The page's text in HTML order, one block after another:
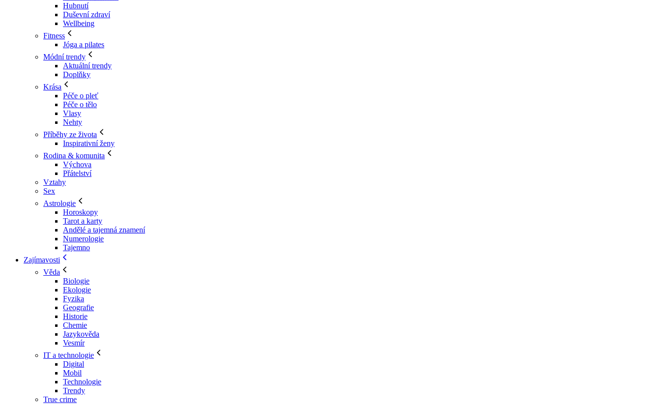
Hubnutí
Duševní zdraví
Wellbeing
Fitness
Jóga a pilates
Módní trendy
Aktuální trendy
Doplňky
Krása
Péče o pleť
Péče o tělo
Vlasy
Nehty
Příběhy ze života
Inspirativní ženy
Rodina & komunita
Výchova
Přátelství
Vztahy
Sex
Astrologie
Horoskopy
Tarot a karty
Andělé a tajemná znamení
Numerologie
Tajemno
Zajímavosti
Věda
Biologie
Ekologie
Fyzika
Geografie
Historie
Chemie
Jazykověda
Vesmír
IT a technologie
Digital
Mobil
Technologie
Trendy
True crime